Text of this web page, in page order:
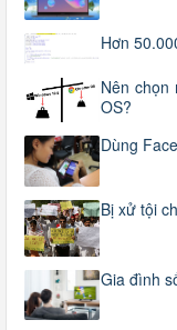
Hơn
Nên chọn
OS?
Dùng
Bị xử tội
Gia đình